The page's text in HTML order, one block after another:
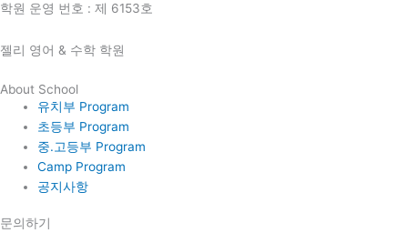
학원 운영 번호 : 제 6153호
젤리 영어 & 수학 학원
About School
유치부 Program
초등부 Program
중.고등부 Program
Camp Program
공지사항
문의하기